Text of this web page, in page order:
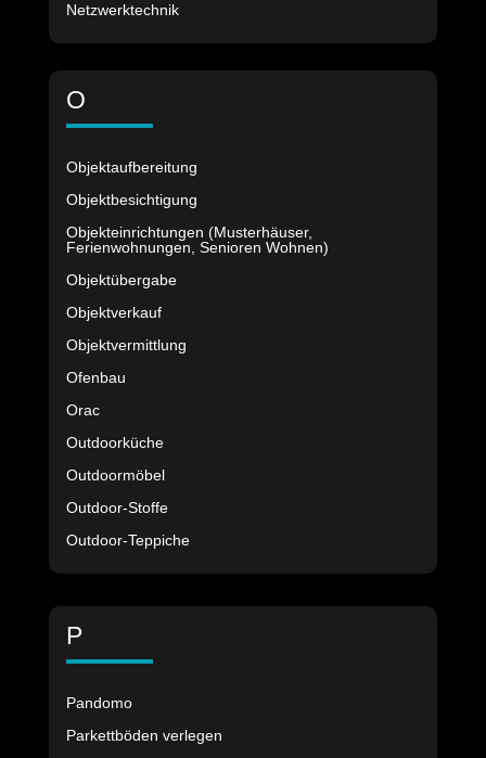
Netzwerktechnik
O
Objektaufbereitung
Objektbesichtigung
Objekteinrichtungen (Musterhäuser,
Ferienwohnungen, Senioren Wohnen)
Objektübergabe
Objektverkauf
Objektvermittlung
Ofenbau
Orac
Outdoorküche
Outdoormöbel
Outdoor-Stoffe
Outdoor-Teppiche
P
Pandomo
Parkettböden verlegen